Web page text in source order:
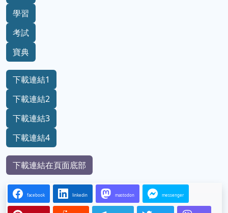
學習
考試
寶典
下載連結1
下載連結2
下載連結3
下載連結4
下載連結在頁面底部
facebook linkedin mastodon messenger